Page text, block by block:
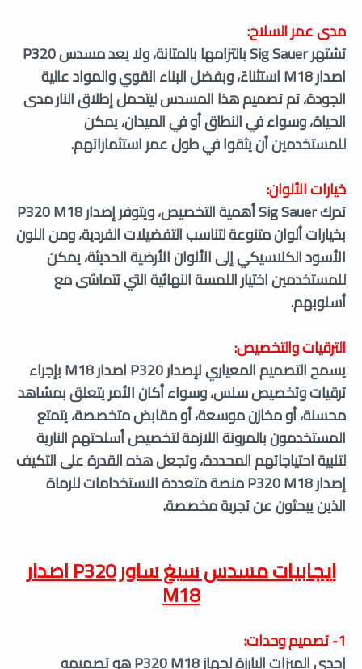
مدى عمر السلاح:
تشتهر Sig Sauer بالتزامها بالمتانة، ولا يعد مسدس P320
اصدار M18 استثناءً، وبفضل البناء القوي والمواد عالية
الجودة، تم تصميم هذا المسدس ليتحمل إطلاق النار مدى
الحياة، وسواء في النطاق أو في الميدان، يمكن
للمستخدمين أن يثقوا في طول عمر استثماراتهم.
خيارات الألوان:
تدرك Sig Sauer أهمية التخصيص، ويتوفر إصدار P320 M18
بخيارات ألوان متنوعة لتناسب التفضيلات الفردية، ومن اللون
الأسود الكلاسيكي إلى الألوان الأرضية الحديثة، يمكن
للمستخدمين اختيار اللمسة النهائية التي تتماشى مع
أسلوبهم.
الترقيات والتخصيص:
يسمح التصميم المعياري لإصدار P320 اصدار M18 بإجراء
ترقيات وتخصيص سلس، وسواء أكان الأمر يتعلق بمشاهد
محسنة، أو مخازن موسعة، أو مقابض متخصصة، يتمتع
المستخدمون بالمرونة اللازمة لتخصيص أسلحتهم النارية
لتلبية احتياجاتهم المحددة، وتجعل هذه القدرة على التكيف
إصدار P320 M18 منصة متعددة الاستخدامات للرماة
الذين يبحثون عن تجربة مخصصة.
ايجابيات مسدس سيغ ساور P320 اصدار
M18
1- تصميم وحدات:
إحدى الميزات البارزة لجهاز P320 M18 هو تصميمه